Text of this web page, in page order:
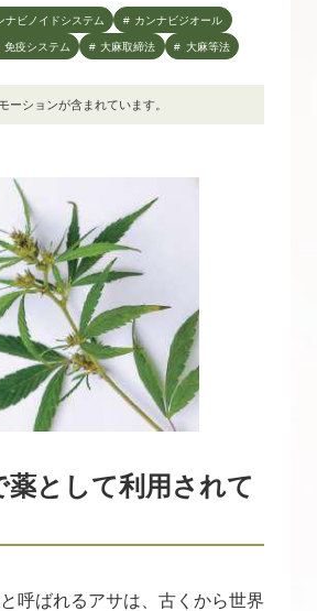
ナビノイドシステム カンナビジオール
免疫システム 大麻取締法 大麻等法
ーションが含まれています。
薬として利用されて
呼ばれるアサは、古くから世界